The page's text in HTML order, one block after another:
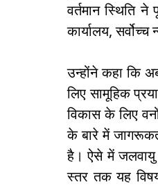
वर्तमान स्थिति
कार्यालय,
उन्होंने कहा कि
लिए सामूहिक
विकास के लिए
के बारे में
है। ऐसे में जलवायु
स्तर तक यह